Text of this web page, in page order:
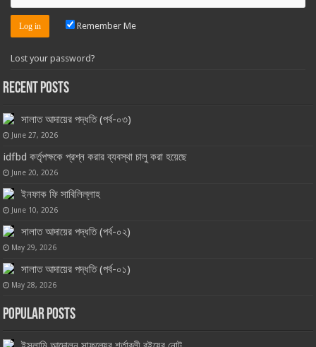
Remember Me
Lost your password?
Recent Posts
সালাত আদায়ের পদ্ধতি (পর্ব-০৩)
June 27, 2026
idfbd কর্তৃপক্ষকে প্রশ্ন করার ব্যবস্থা চালু করা হয়েছে
June 20, 2026
ইনফাক ফি সাবিলিল্লাহ
June 10, 2026
সালাত আদায়ের পদ্ধতি (পর্ব-০২)
May 29, 2026
সালাত আদায়ের পদ্ধতি (পর্ব-০১)
May 28, 2026
Popular Posts